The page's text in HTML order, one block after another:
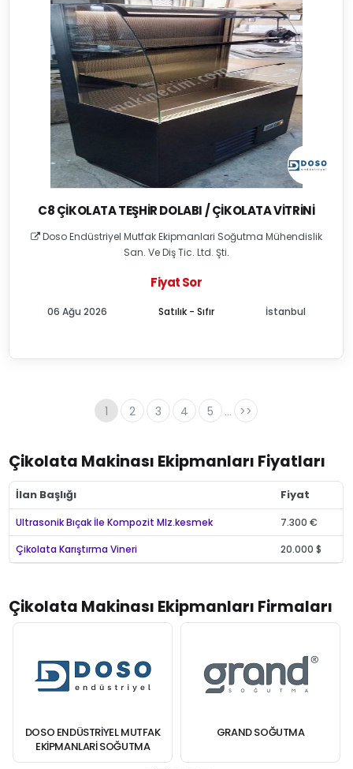
C8 ÇIKOLATA TEŞHIR DOLABI / ÇIKOLATA VITRINI
Doso Endüstriyel Mutfak Ekipmanlari Soğutma Mühendislik
San. Ve Diş Tic. Ltd. Şti.
Fiyat Sor
Satılık - Sıfır
06 Ağu 2026 İstanbul
1 2 3 4 5 ... >>
Çikolata Makinası Ekipmanları Fiyatları
İlan Başlığı Fiyat
Ultrasonik Bıçak İle Kompozit Mlz.kesmek
7.300 €
Çikolata Karıştırma Vineri
20.000 $
Çikolata Makinası Ekipmanları Firmaları
DOSO ENDÜSTRIYEL MUTFAK
EKIPMANLARI SOĞUTMA
MÜHENDISLIK SAN. VE DIŞ TIC.
GRAND SOĞUTMA